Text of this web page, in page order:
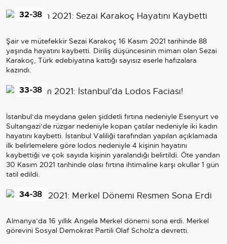
Şair ve mütefekkir Sezai Karakoç 16 Kasım 2021 tarihinde 88
yaşında hayatını kaybetti. Diriliş düşüncesinin mimarı olan Sezai
Karakoç, Türk edebiyatına kattığı sayısız eserle hafızalara
kazındı.
32-38
İstanbul‘da meydana gelen şiddetli fırtına nedeniyle Esenyurt ve
Sultangazi’de rüzgar nedeniyle kopan çatılar nedeniyle iki kadın
hayatını kaybetti. İstanbul Valiliği tarafından yapılan açıklamada
ilk belirlemelere göre lodos nedeniyle 4 kişinin hayatını
kaybettiği ve çok sayıda kişinin yaralandığı belirtildi. Öte yandan
30 Kasım 2021 tarihinde olası fırtına ihtimaline karşı okullar 1 gün
tatil edildi.
33-38
Almanya’da 16 yıllık Angela Merkel dönemi sona erdi. Merkel
görevini Sosyal Demokrat Partili Olaf Scholz'a devretti.
34-38